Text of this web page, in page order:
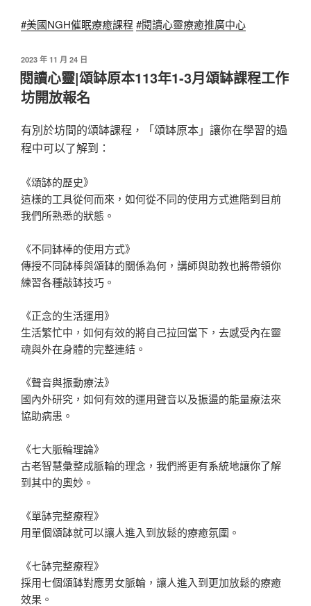
#美國NGH催眠療癒課程 #閱讀心靈療癒推廣中心
發
佈
於
2023 年 11 月 24 日
閱讀心靈|頌缽原本113年1-3月頌缽課程工作
坊開放報名
有別於坊間的頌缽課程，「頌缽原本」讓你在學習的過
程中可以了解到：
《頌缽的歷史》
這樣的工具從何而來，如何從不同的使用方式進階到目前
我們所熟悉的狀態。
《不同缽棒的使用方式》
傳授不同缽棒與頌缽的關係為何，講師與助教也將帶領你
練習各種敲缽技巧。
《正念的生活運用》
生活繁忙中，如何有效的將自己拉回當下，去感受內在靈
魂與外在身體的完整連結。
《聲音與振動療法》
國內外研究，如何有效的運用聲音以及振盪的能量療法來
協助病患。
《七大脈輪理論》
古老智慧彙整成脈輪的理念，我們將更有系統地讓你了解
到其中的奧妙。
《單缽完整療程》
用單個頌缽就可以讓人進入到放鬆的療癒氛圍。
《七缽完整療程》
採用七個頌缽對應男女脈輪，讓人進入到更加放鬆的療癒
效果。